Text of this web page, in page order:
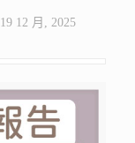
19 12 月, 2025